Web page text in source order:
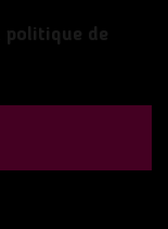
politique de